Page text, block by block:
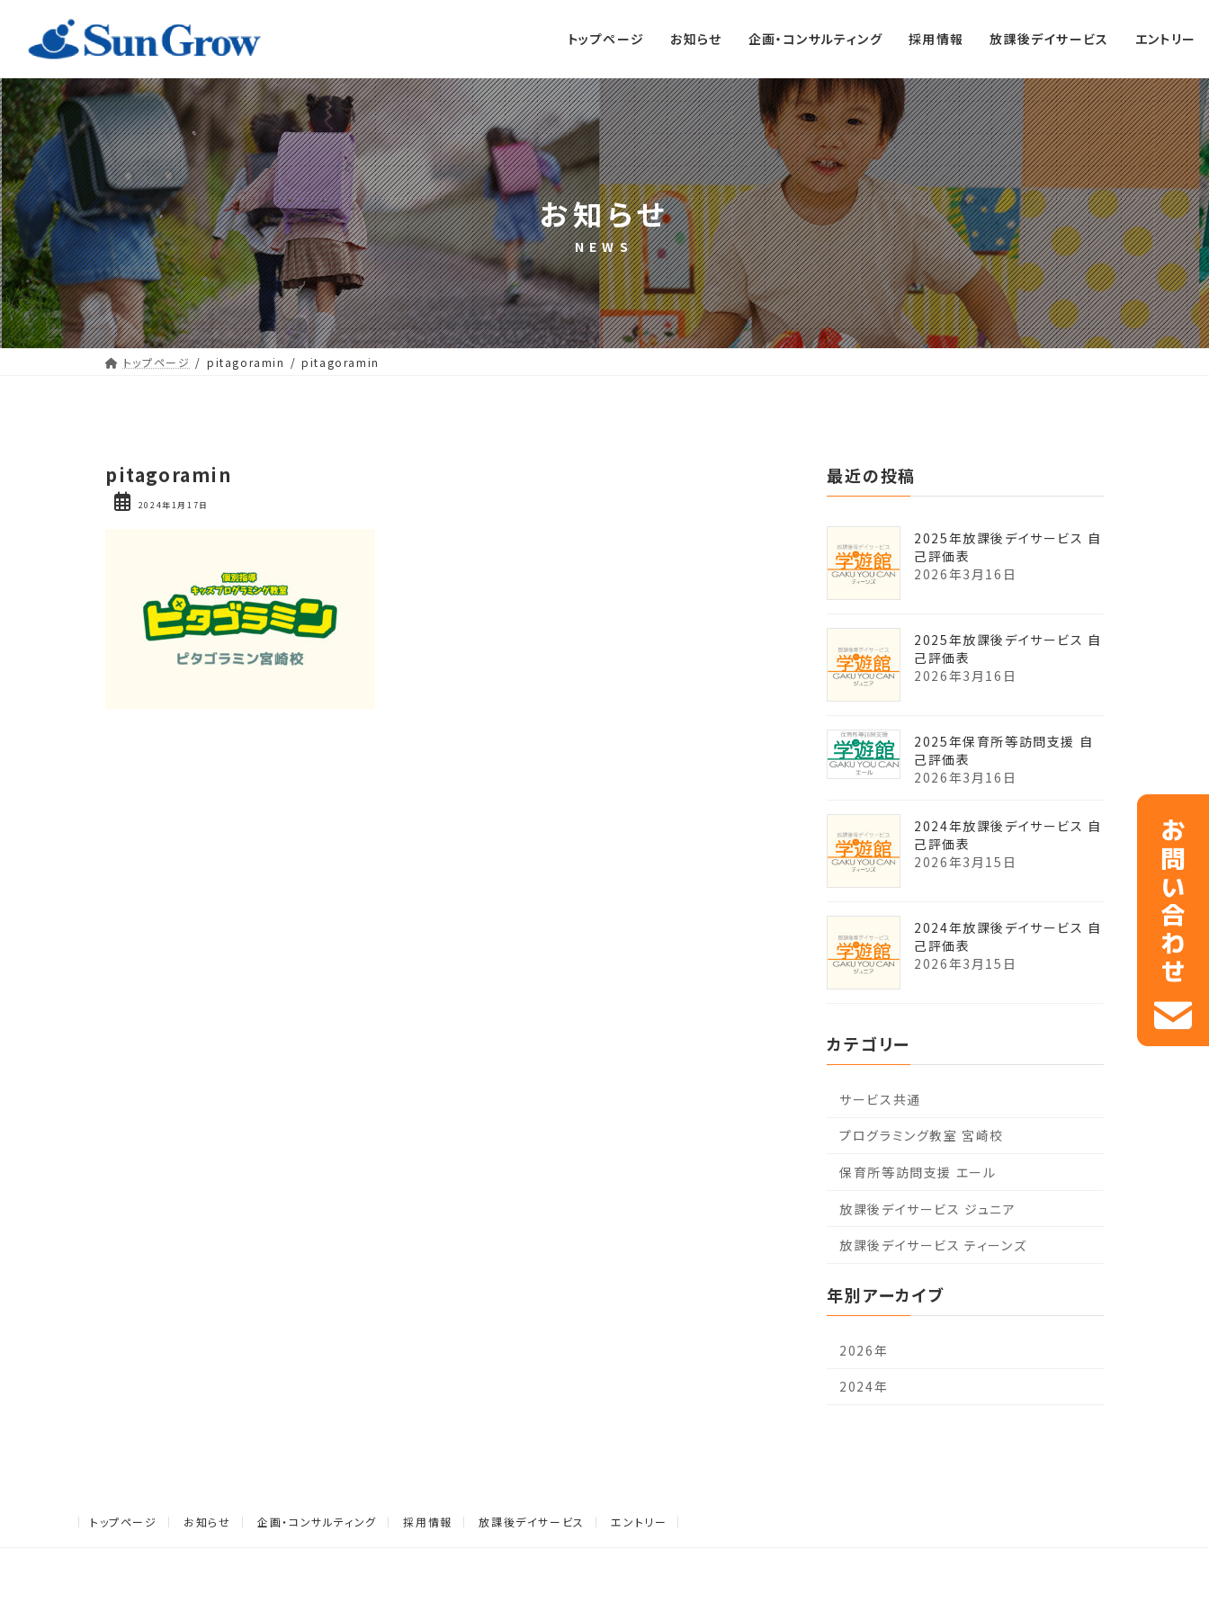
ン
ツ
へ
ス
キ
ッ
プ
ー
シ
ョ
ン
に
移
動
トップページ お知らせ 企画・コンサルティング 採用情報 放課後デイサービス
学遊館ジュニア
学遊館ティーンズ
学遊館エール
宮崎校
エントリー
お知らせ
トップページ pitagoramin pitagoramin
pitagoramin
2024年1月17日
最近の投稿
2025年放課後デイサービス 自
己評価表
2026年3月16日
2025年放課後デイサービス 自
己評価表
2026年3月16日
2025年保育所等訪問支援 自
己評価表
2026年3月16日
2024年放課後デイサービス 自
己評価表
2026年3月15日
2024年放課後デイサービス 自
己評価表
2026年3月15日
カテゴリー
サービス共通
プログラミング教室 宮崎校
保育所等訪問支援 エール
放課後デイサービス ジュニア
放課後デイサービス ティーンズ
年別アーカイブ
2026年
2024年
トップページ お知らせ 企画・コンサルティング 採用情報 放課後デイサービス エントリー